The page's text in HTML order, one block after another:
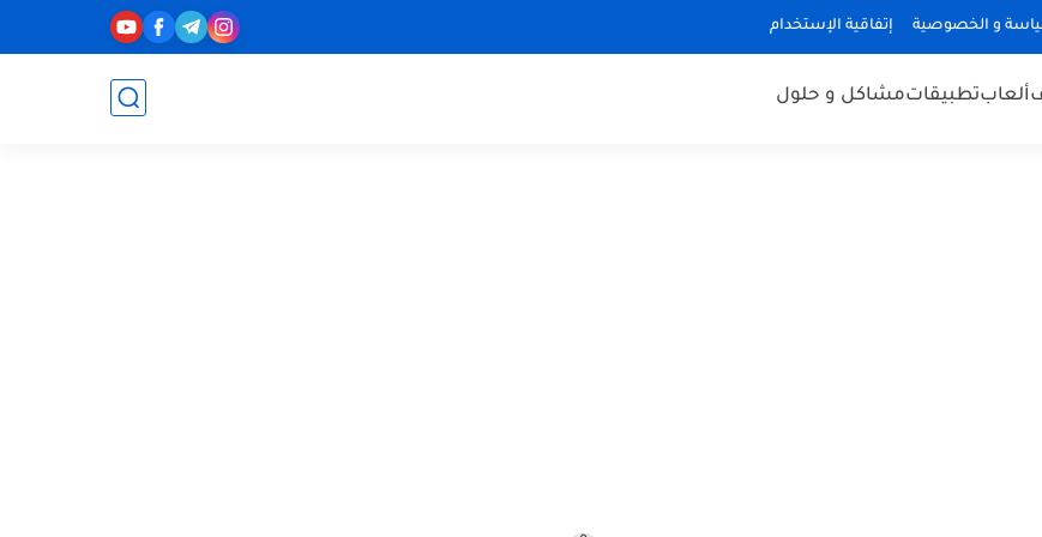
و الخصوصية إتفاقية الإستخدام
ألعابتطبيقاتمشاكل و حلول